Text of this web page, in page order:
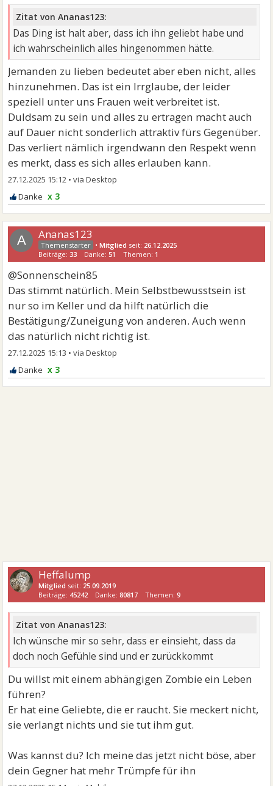
Zitat von Ananas123:
Das Ding ist halt aber, dass ich ihn geliebt habe und
ich wahrscheinlich alles hingenommen hätte.
Jemanden zu lieben bedeutet aber eben nicht, alles
hinzunehmen. Das ist ein Irrglaube, der leider
speziell unter uns Frauen weit verbreitet ist.
Duldsam zu sein und alles zu ertragen macht auch
auf Dauer nicht sonderlich attraktiv fürs Gegenüber.
Das verliert nämlich irgendwann den Respekt wenn
es merkt, dass es sich alles erlauben kann.
27.12.2025 15:12 •
x 3
A Ananas123
•Mitglied seit: 26.12.2025
Beiträge: 33 Danke: 51 Themen: 1
@Sonnenschein85
Das stimmt natürlich. Mein Selbstbewusstsein ist
nur so im Keller und da hilft natürlich die
Bestätigung/Zuneigung von anderen. Auch wenn
das natürlich nicht richtig ist.
27.12.2025 15:13 •
x 3
Heffalump
Mitglied seit: 25.09.2019
Beiträge: 45242 Danke:80817 Themen:9
Zitat von Ananas123:
Ich wünsche mir so sehr, dass er einsieht, dass da
doch noch Gefühle sind und er zurückkommt
Du willst mit einem abhängigen Zombie ein Leben
führen?
Er hat eine Geliebte, die er raucht. Sie meckert nicht,
sie verlangt nichts und sie tut ihm gut.
Was kannst du? Ich meine das jetzt nicht böse, aber
dein Gegner hat mehr Trümpfe für ihn